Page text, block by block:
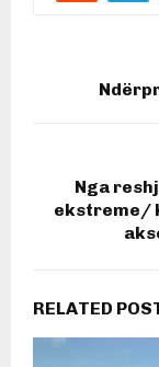
Nga
ekstreme/
RELATED